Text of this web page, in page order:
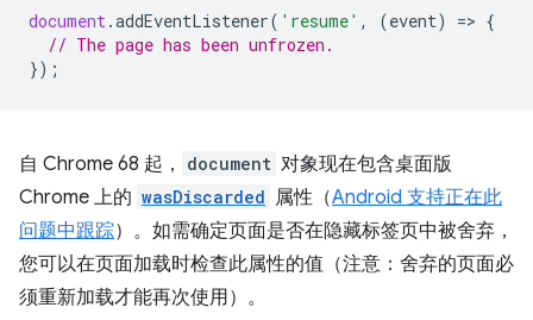
document .addEventListener( 'resume' , (event) => {
// The page has been unfrozen.
});
自 Chrome 68 起， document 对象现在包含桌面版
Chrome 上的 wasDiscarded 属性（Android 支持正在此
问题中跟踪）。如需确定页面是否在隐藏标签页中被舍弃，
您可以在页面加载时检查此属性的值（注意：舍弃的页面必
须重新加载才能再次使用）。